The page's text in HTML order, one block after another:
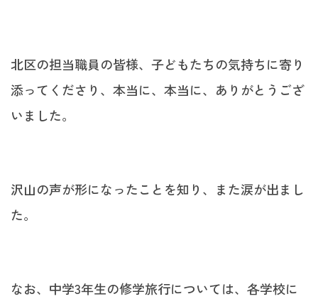
北区の担当職員の皆様、子どもたちの気持ちに寄り
添ってくださり、本当に、本当に、ありがとうござ
いました。
沢山の声が形になったことを知り、また涙が出まし
た。
なお、中学3年生の修学旅行については、各学校に